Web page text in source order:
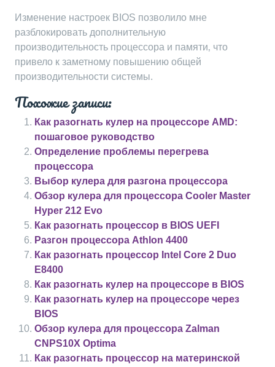
Изменение настроек BIOS позволило мне
разблокировать дополнительную
производительность процессора и памяти‚ что
привело к заметному повышению общей
производительности системы.
Похожие записи:
Как разогнать кулер на процессоре AMD:
пошаговое руководство
Определение проблемы перегрева
процессора
Выбор кулера для разгона процессора
Обзор кулера для процессора Cooler Master
Hyper 212 Evo
Как разогнать процессор в BIOS UEFI
Разгон процессора Athlon 4400
Как разогнать процессор Intel Core 2 Duo
E8400
Как разогнать кулер на процессоре в BIOS
Как разогнать кулер на процессоре через
BIOS
Обзор кулера для процессора Zalman
CNPS10X Optima
Как разогнать процессор на материнской